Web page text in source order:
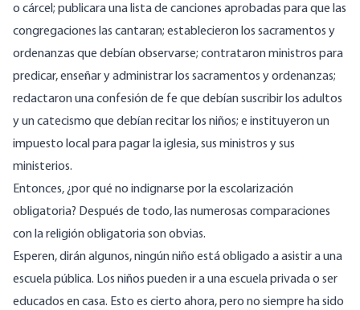
o cárcel; publicara una lista de canciones aprobadas para que las
congregaciones las cantaran; establecieron los sacramentos y
ordenanzas que debían observarse; contrataron ministros para
predicar, enseñar y administrar los sacramentos y ordenanzas;
redactaron una confesión de fe que debían suscribir los adultos
y un catecismo que debían recitar los niños; e instituyeron un
impuesto local para pagar la iglesia, sus ministros y sus
ministerios.
Entonces, ¿por qué no indignarse por la escolarización
obligatoria? Después de todo, las numerosas comparaciones
con la religión obligatoria son obvias.
Esperen, dirán algunos, ningún niño está obligado a asistir a una
escuela pública. Los niños pueden ir a una escuela privada o ser
educados en casa. Esto es cierto ahora, pero no siempre ha sido